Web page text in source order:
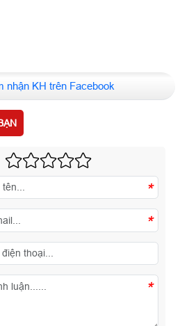
nhận KH trên Facebook
*
*
*